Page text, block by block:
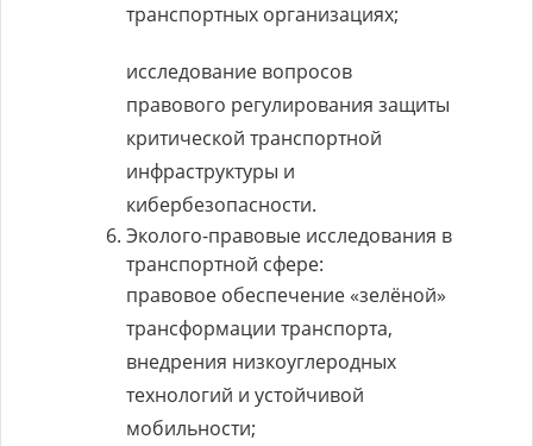
транспортных организациях;
исследование вопросов
правового регулирования защиты
критической транспортной
инфраструктуры и
кибербезопасности.
Эколого-правовые исследования в
транспортной сфере:
правовое обеспечение «зелёной»
трансформации транспорта,
внедрения низкоуглеродных
технологий и устойчивой
мобильности;